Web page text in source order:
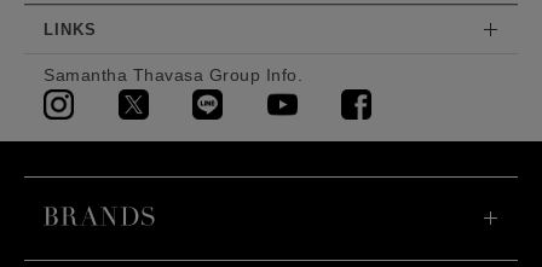
LINKS
Samantha Thavasa Group Info.